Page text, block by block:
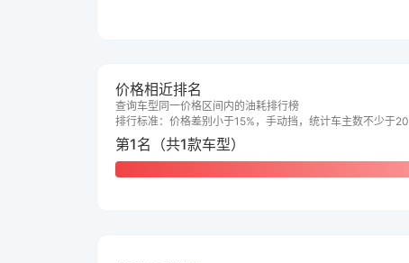
价格相近排名
查询车型同一价格区间内的油耗排行榜
排行标准：价格差别小于15%，手动挡，统计车主数不少于20
第1名（共1款车型）